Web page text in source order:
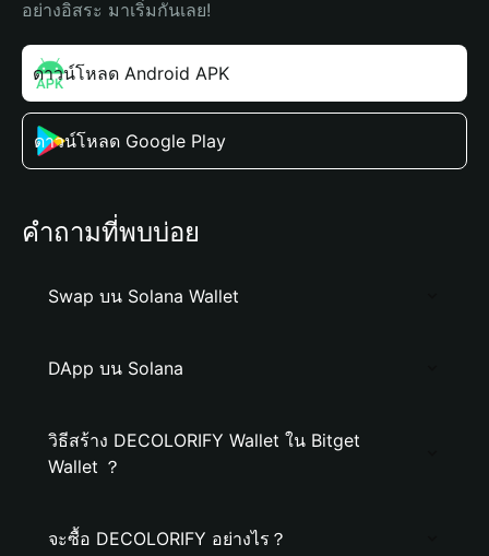
อย่างอิสระ มาเริ่มกันเลย!
ดาวน์โหลด Android APK
ดาวน์โหลด Google Play
คำถามที่พบบ่อย
Swap บน Solana Wallet
DApp บน Solana
วิธีสร้าง DECOLORIFY Wallet ใน Bitget
Wallet ？
จะซื้อ DECOLORIFY อย่างไร？